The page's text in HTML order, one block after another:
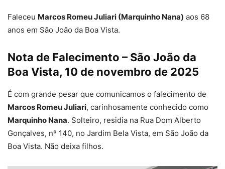
Faleceu Marcos Romeu Juliari (Marquinho Nana) aos 68
anos em São João da Boa Vista.
Nota de Falecimento – São João da
Boa Vista, 10 de novembro de 2025
É com grande pesar que comunicamos o falecimento de
Marcos Romeu Juliari, carinhosamente conhecido como
Marquinho Nana. Solteiro, residia na Rua Dom Alberto
Gonçalves, nº 140, no Jardim Bela Vista, em São João da
Boa Vista. Não deixa filhos.